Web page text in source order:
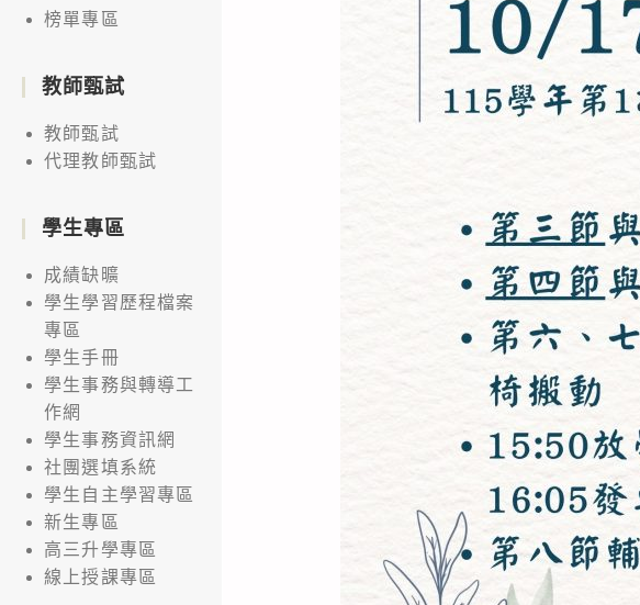
榜單專區
教師甄試
教師甄試
代理教師甄試
學生專區
成績缺曠
學生學習歷程檔案
專區
學生手冊
學生事務與轉導工
作網
學生事務資訊網
社團選填系統
學生自主學習專區
新生專區
高三升學專區
線上授課專區